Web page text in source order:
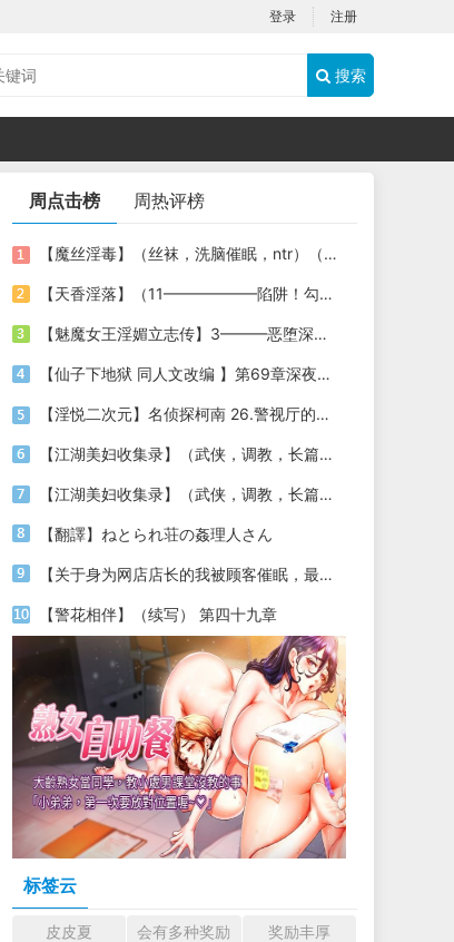
登录 注册
搜索
周点击榜 周热评榜
【魔丝淫毒】（丝袜，洗脑催眠，ntr）（24）（我不想）
【天香淫落】（11——————陷阱！勾结的警局调教（下））
【魅魔女王淫媚立志传】3———恶堕深渊的开端
【仙子下地狱 同人文改编 】第69章深夜窥淫戏 交心与交性(二)(纯爱+各种情趣玩法)
【淫悦二次元】名侦探柯南 26.警视厅的隐藏淫娃
【江湖美妇收集录】（武侠，调教，长篇）（6）（师娘篇）
【江湖美妇收集录】（武侠，调教，长篇）（13）（下山历练篇）
【翻譯】ねとられ荘の姦理人さん
【关于身为网店店长的我被顾客催眠，最终堕落为丝袜发情母狗这件事】（18～20）
【警花相伴】（续写） 第四十九章
标签云
皮皮夏 会有多种奖励
奖励丰厚